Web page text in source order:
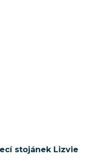
stojánek Lizvie